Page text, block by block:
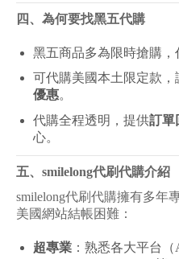
四、為何要找黑五代購
黑五商品多為限時搶購，
可代購美國本土限定款
優惠。
代購全程透明，提供訂單
心。
五、smilelong代刷代購介紹
smilelong代刷代購擁有多年
美國網站結帳困難：
超專業：熟悉各大平台（